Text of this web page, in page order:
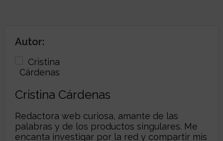
Autor:
Cristina Cárdenas
Redactora web curiosa, amante de las
palabras y de los productos singulares. Me
encanta investigar por la red y compartir mis